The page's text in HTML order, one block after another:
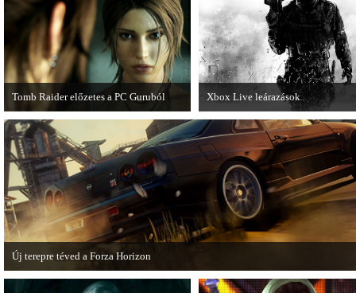
Tomb Raider előzetes a PC Guruból
A PC Guru friss számában több oldalon
olvashatunk az új Tomb Raiderről,
mely cikkből most egy részletet online
is közzétettek.
Xbox Live leárazások
December 18-án az Xbox Live
rendszerében is elkezdődnek a
karácsonyi akciózások.
Új terepre téved a Forza Horizon
Hamarosan megérkezik a Forza Horizon első nagyszabású kiegészítője, a Rally